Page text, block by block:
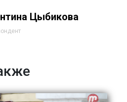
Цыбикова